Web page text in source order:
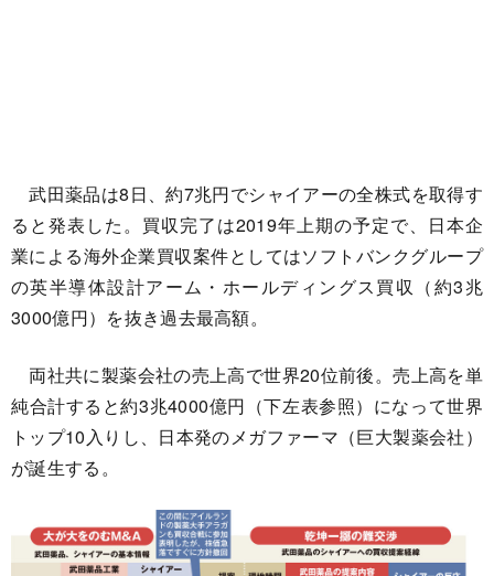
武田薬品は8日、約7兆円でシャイアーの全株式を取得す
ると発表した。買収完了は2019年上期の予定で、日本企
業による海外企業買収案件としてはソフトバンクグループ
の英半導体設計アーム・ホールディングス買収（約3兆
3000億円）を抜き過去最高額。
両社共に製薬会社の売上高で世界20位前後。売上高を単
純合計すると約3兆4000億円（下左表参照）になって世界
トップ10入りし、日本発のメガファーマ（巨大製薬会社）
が誕生する。